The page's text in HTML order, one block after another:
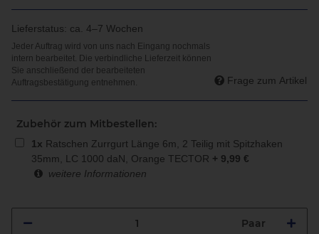
Lieferstatus: ca. 4–7 Wochen
Frage zum Artikel
Zubehör zum Mitbestellen:
1 x Ratschen Zurrgurt Länge 6m, 2 Teilig mit Spitzhaken
35mm, LC 1000 daN, Orange TECTOR + 9,99 €
weitere Informationen
Paar